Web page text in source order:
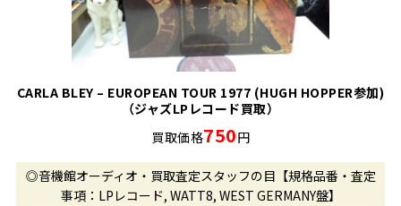
CARLA BLEY – EUROPEAN TOUR 1977 (HUGH HOPPER参加)
（ジャズLPレコード買取）
買取価格750円
◎音機館オーディオ・買取査定スタッフの目【規格品番・査定
事項：LPレコード, WATT8, WEST GERMANY盤】